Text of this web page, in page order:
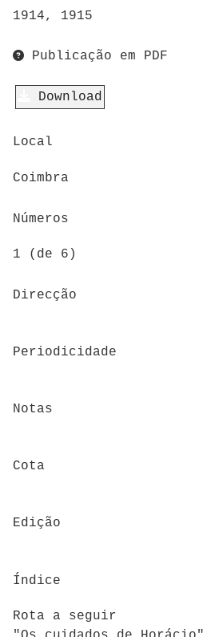
1914, 1915
Publicação em PDF
Download
Local
Coimbra
Números
1 (de 6)
Direcção
Periodicidade
Notas
Cota
Edição
Índice
Rota a seguir